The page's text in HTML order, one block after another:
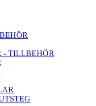
- TILLBEHÖR